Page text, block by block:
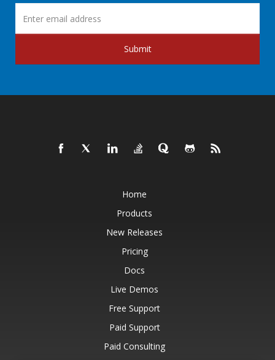
Submit
Home
Products
New Releases
Pricing
Docs
Live Demos
Free Support
Paid Support
Paid Consulting